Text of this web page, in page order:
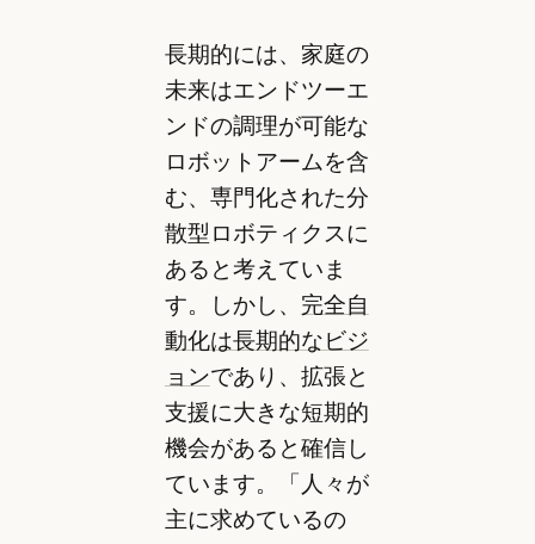
長期的には、家庭の
未来はエンドツーエ
ンドの調理が可能な
ロボットアームを含
む、専門化された分
散型ロボティクスに
あると考えていま
す。しかし、 完全自
動化は長期的なビジ
ョンであり、拡張と
支援に大きな短期的
機会があると確信し
ています。「人々が
主に求めているの